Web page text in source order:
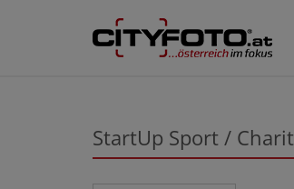
StartUp Sport /